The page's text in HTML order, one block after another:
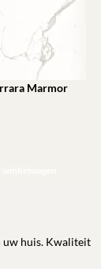
Marmor
uw huis. Kwaliteit